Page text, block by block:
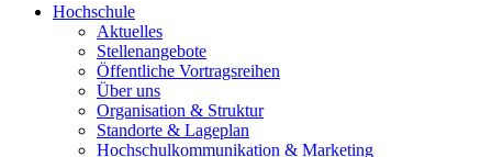
Hochschule
Aktuelles
Stellenangebote
Öffentliche Vortragsreihen
Über uns
Organisation & Struktur
Standorte & Lageplan
Hochschulkommunikation & Marketing